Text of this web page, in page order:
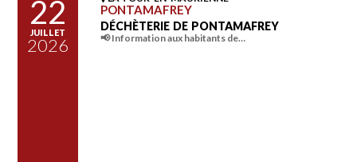
22
JUILLET
2026
PONTAMAFREY
DÉCHÈTERIE DE PONTAMAFREY
📢 Information aux habitants de…